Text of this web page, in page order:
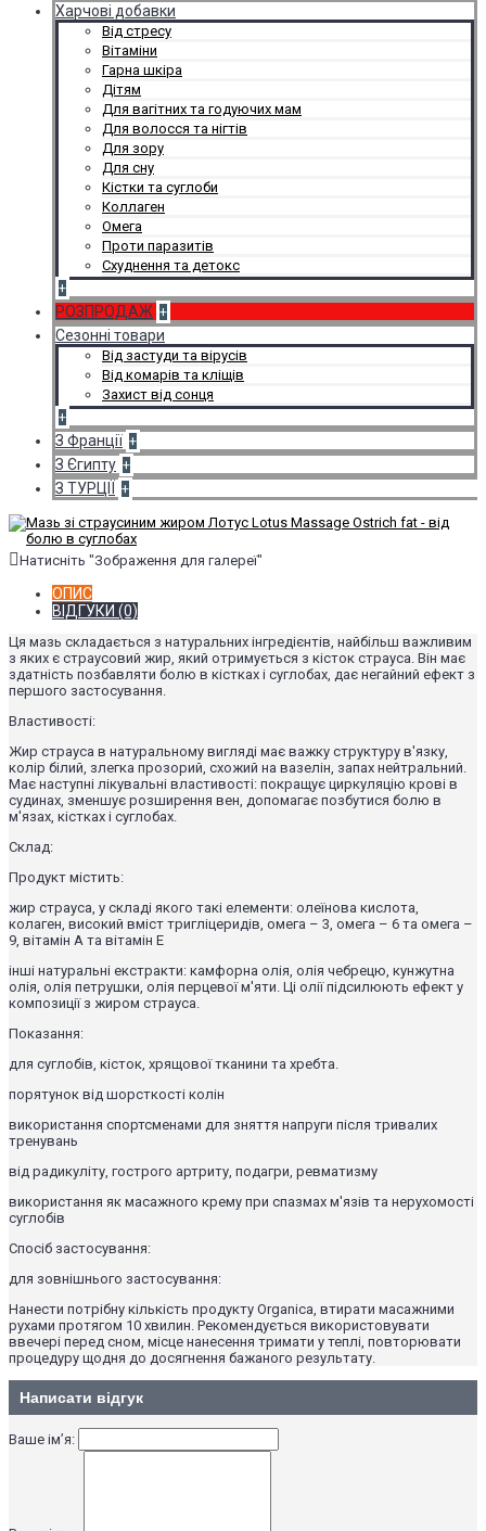
Харчові добавки
Від стресу
Вітаміни
Гарна шкіра
Дітям
Для вагітних та годуючих мам
Для волосся та нігтів
Для зору
Для сну
Кістки та суглоби
Коллаген
Омега
Проти паразитів
Схуднення та детокс
+
РОЗПРОДАЖ +
Сезонні товари
Від застуди та вірусів
Від комарів та кліщів
Захист від сонця
+
З Франції +
З Єгипту +
З ТУРЦІЇ +
Натисніть "Зображення для галереї"
ОПИС
ВІДГУКИ (0)
Ця мазь складається з натуральних інгредієнтів, найбільш важливим
з яких є страусовий жир, який отримується з кісток страуса. Він має
здатність позбавляти болю в кістках і суглобах, дає негайний ефект з
першого застосування.
Властивості:
Жир страуса в натуральному вигляді має важку структуру в'язку,
колір білий, злегка прозорий, схожий на вазелін, запах нейтральний.
Має наступні лікувальні властивості: покращує циркуляцію крові в
судинах, зменшує розширення вен, допомагає позбутися болю в
м'язах, кістках і суглобах.
Склад:
Продукт містить:
жир страуса, у складі якого такі елементи: олеїнова кислота,
колаген, високий вміст тригліцеридів, омега – 3, омега – 6 та омега –
9, вітамін А та вітамін Е
інші натуральні екстракти: камфорна олія, олія чебрецю, кунжутна
олія, олія петрушки, олія перцевої м'яти. Ці олії підсилюють ефект у
композиції з жиром страуса.
Показання:
для суглобів, кісток, хрящової тканини та хребта.
порятунок від шорсткості колін
використання спортсменами для зняття напруги після тривалих
тренувань
від радикуліту, гострого артриту, подагри, ревматизму
використання як масажного крему при спазмах м'язів та нерухомості
суглобів
Спосіб застосування:
для зовнішнього застосування:
Нанести потрібну кількість продукту Organica, втирати масажними
рухами протягом 10 хвилин. Рекомендується використовувати
ввечері перед сном, місце нанесення тримати у теплі, повторювати
процедуру щодня до досягнення бажаного результату.
Написати відгук
Ваше ім’я: